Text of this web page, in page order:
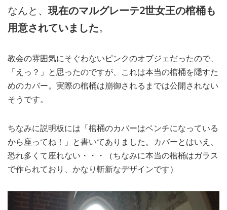
なんと、 現在のマルグレーテ2世女王の棺桶も
用意されていました。
教会の雰囲気にそぐわないピンクのオブジェだったので、
「えっ？」と思ったのですが、これは本当の棺桶を隠すた
めのカバー。実際の棺桶は崩御されるまでは公開されない
そうです。
ちなみに説明板には「棺桶のカバーはベンチになっている
から座ってね！」と書いてありました。カバーとはいえ、
恐れ多くて座れない・・・（ちなみに本当の棺桶はガラス
で作られており、かなり斬新なデザインです）